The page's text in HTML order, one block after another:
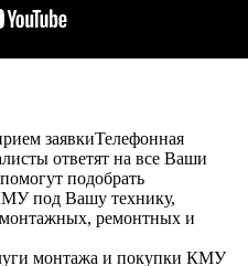
Телефонная
ответят на все Ваши
подобрать
под Вашу технику,
монтажных, ремонтных и